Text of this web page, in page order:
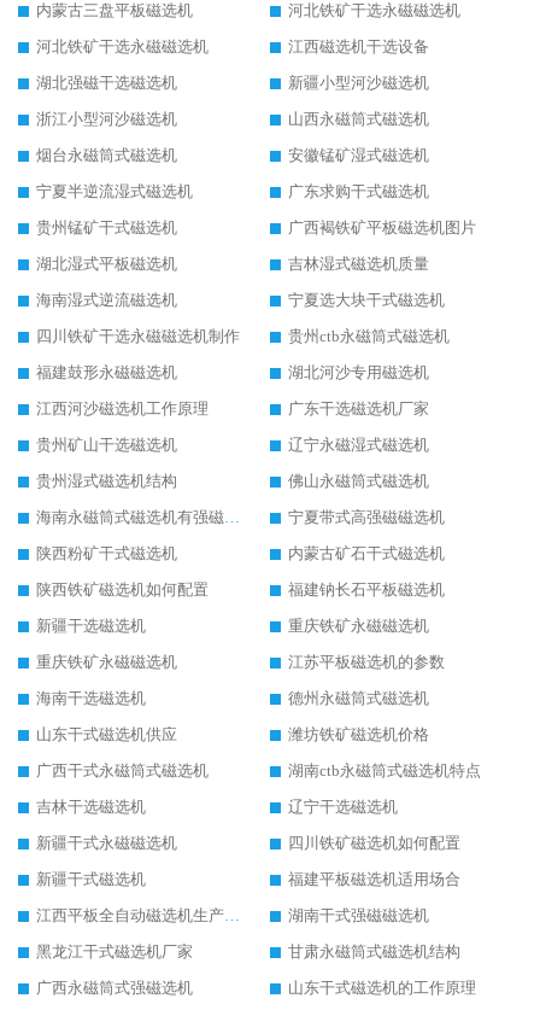
内蒙古三盘平板磁选机
河北铁矿干选永磁磁选机
河北铁矿干选永磁磁选机
江西磁选机干选设备
湖北强磁干选磁选机
新疆小型河沙磁选机
浙江小型河沙磁选机
山西永磁筒式磁选机
烟台永磁筒式磁选机
安徽锰矿湿式磁选机
宁夏半逆流湿式磁选机
广东求购干式磁选机
贵州锰矿干式磁选机
广西褐铁矿平板磁选机图片
湖北湿式平板磁选机
吉林湿式磁选机质量
海南湿式逆流磁选机
宁夏选大块干式磁选机
四川铁矿干选永磁磁选机制作
贵州ctb永磁筒式磁选机
福建鼓形永磁磁选机
湖北河沙专用磁选机
江西河沙磁选机工作原理
广东干选磁选机厂家
贵州矿山干选磁选机
辽宁永磁湿式磁选机
贵州湿式磁选机结构
佛山永磁筒式磁选机
海南永磁筒式磁选机有强磁的吗
宁夏带式高强磁磁选机
陕西粉矿干式磁选机
内蒙古矿石干式磁选机
陕西铁矿磁选机如何配置
福建钠长石平板磁选机
新疆干选磁选机
重庆铁矿永磁磁选机
重庆铁矿永磁磁选机
江苏平板磁选机的参数
海南干选磁选机
德州永磁筒式磁选机
山东干式磁选机供应
潍坊铁矿磁选机价格
广西干式永磁筒式磁选机
湖南ctb永磁筒式磁选机特点
吉林干选磁选机
辽宁干选磁选机
新疆干式永磁磁选机
四川铁矿磁选机如何配置
新疆干式磁选机
福建平板磁选机适用场合
江西平板全自动磁选机生产厂家
湖南干式强磁磁选机
黑龙江干式磁选机厂家
甘肃永磁筒式磁选机结构
广西永磁筒式强磁选机
山东干式磁选机的工作原理